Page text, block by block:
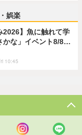
娯楽
2026】魚に触れて学
かな」イベント8/8…
10:45